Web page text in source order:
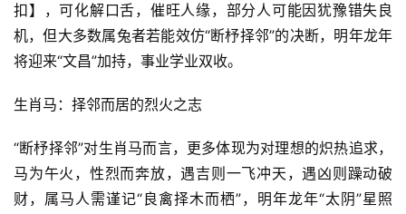
扣】，可化解口舌，催旺人缘，部分人可能因犹豫错失良
机，但大多数属兔者若能效仿“断杼择邻”的决断，明年龙年
将迎来“文昌”加持，事业学业双收。
生肖马：择邻而居的烈火之志
“断杼择邻”对生肖马而言，更多体现为对理想的炽热追求，
马为午火，性烈而奔放，遇吉则一飞冲天，遇凶则躁动破
财，属马人需谨记“良禽择木而栖”，明年龙年“太阴”星照